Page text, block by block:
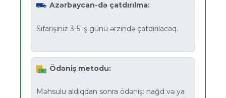
Azərbaycan-də çatdırılma:
Sifarişiniz 3-5 iş günü ərzində çatdırılacaq.
Ödəniş metodu:
Məhsulu aldıqdan sonra ödəniş: nağd və ya